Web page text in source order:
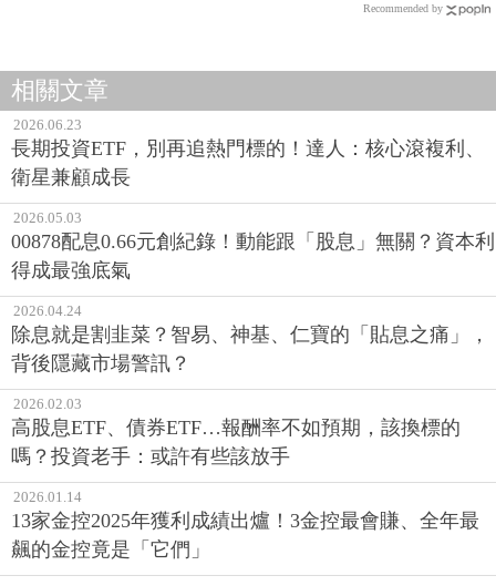
Recommended by
相關文章
2026.06.23
長期投資ETF，別再追熱門標的！達人：核心滾複利、
衛星兼顧成長
2026.05.03
00878配息0.66元創紀錄！動能跟「股息」無關？資本利
得成最強底氣
2026.04.24
除息就是割韭菜？智易、神基、仁寶的「貼息之痛」，
背後隱藏市場警訊？
2026.02.03
高股息ETF、債券ETF…報酬率不如預期，該換標的
嗎？投資老手：或許有些該放手
2026.01.14
13家金控2025年獲利成績出爐！3金控最會賺、全年最
飆的金控竟是「它們」